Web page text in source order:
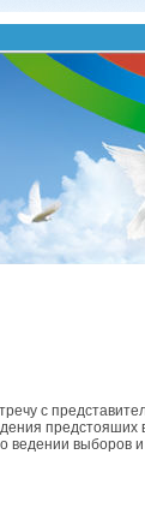
с
предстояших
выборов и